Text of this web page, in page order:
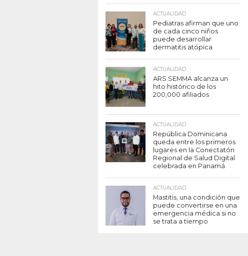
ACTUALIDAD
Pediatras afirman que uno
de cada cinco niños
puede desarrollar
dermatitis atópica
ACTUALIDAD
ARS SEMMA alcanza un
hito histórico de los
200,000 afiliados
ACTUALIDAD
República Dominicana
queda entre los primeros
lugares en la Conectatón
Regional de Salud Digital
celebrada en Panamá
ACTUALIDAD
Mastitis, una condición que
puede convertirse en una
emergencia médica si no
se trata a tiempo